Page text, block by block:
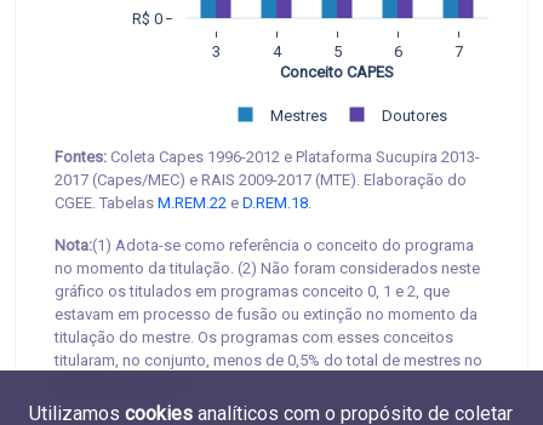
3 4 5 6 7
R$ 0
Mestres Doutores
Conceito CAPES
Fontes: Coleta Capes 1996-2012 e Plataforma Sucupira 2013-
2017 (Capes/MEC) e RAIS 2009-2017 (MTE). Elaboração do
CGEE. Tabelas M.REM.22 e D.REM.18.
Nota:(1) Adota-se como referência o conceito do programa
no momento da titulação. (2) Não foram considerados neste
gráfico os titulados em programas conceito 0, 1 e 2, que
estavam em processo de fusão ou extinção no momento da
titulação do mestre. Os programas com esses conceitos
titularam, no conjunto, menos de 0,5% do total de mestres no
Utilizamos cookies analíticos com o propósito de coletar